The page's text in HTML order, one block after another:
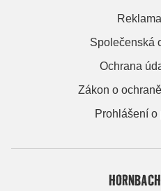
Společenská
Ochrana
Zákon o
Prohlášení o